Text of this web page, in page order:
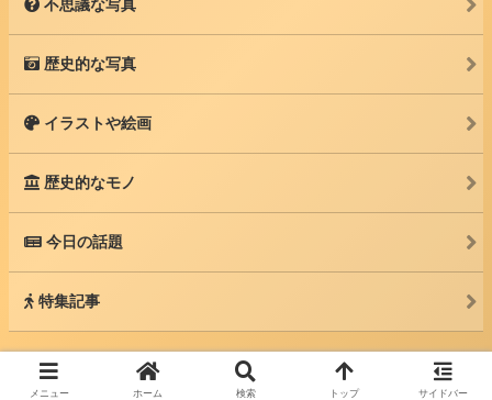
不思議な写真
歴史的な写真
イラストや絵画
歴史的なモノ
今日の話題
特集記事
© 2025 カルソク -世界中の話題を紹介するブログ-.
メニュー ホーム 検索 トップ サイドバー